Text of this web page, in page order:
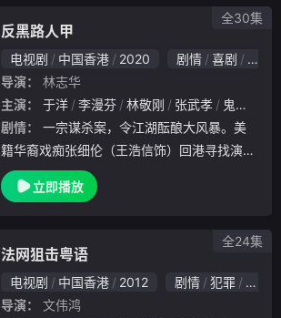
反黑路人甲
电视剧 中国香港 2020 剧情 喜剧
动作
导演：
林志华
主演：
于洋 李漫芬 林敬刚 张武孝 鬼塚
剧情：
籍华裔戏痴张细伦（王浩信饰）回港寻找演出
机会，因缘际会下被警花顾欣颐（冯盈盈饰）
委以重任，要他冒充社团四联帮坐馆的遗孤。
立即播放
全30集
法网狙击粤语
电视剧 中国香港 2012 剧情 犯罪
香港
导演：
文伟鸿
全24集